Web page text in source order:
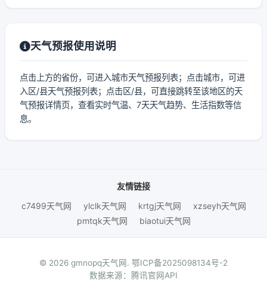
天气预报使用说明
点击上方的省份，可进入城市天气预报列表；点击城市，可进
入区/县天气预报列表；点击区/县，可直接跳转至该地区的天
气预报详情页，查看实时气温、7天天气趋势、生活指数等信
息。
友情链接
c7499天气网
ylclk天气网 krtgj天气网
xzseyh天气网
pmtqk天气网
biaotui天气网
© 2026 gmnopq天气网. 鄂ICP备2025098134号-2
数据来源：腾讯官网API